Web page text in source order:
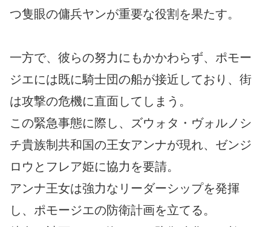
つ隻眼の傭兵ヤンが重要な役割を果たす。
一方で、彼らの努力にもかかわらず、ポモー
ジエには既に騎士団の船が接近しており、街
は攻撃の危機に直面してしまう。
この緊急事態に際し、ズウォタ・ヴォルノシ
チ貴族制共和国の王女アンナが現れ、ゼンジ
ロウとフレア姫に協力を要請。
アンナ王女は強力なリーダーシップを発揮
し、ポモージエの防衛計画を立てる。